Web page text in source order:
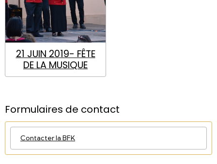
21 JUIN 2019- FÊTE
DE LA MUSIQUE
Formulaires de contact
Contacter la BFK